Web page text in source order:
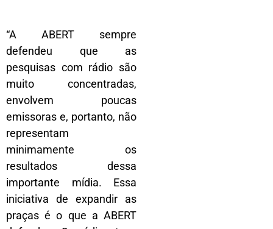
“A ABERT sempre
defendeu que as
pesquisas com rádio são
muito concentradas,
envolvem poucas
emissoras e, portanto, não
representam
minimamente os
resultados dessa
importante mídia. Essa
iniciativa de expandir as
praças é o que a ABERT